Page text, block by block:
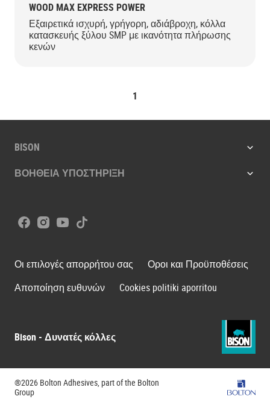
WOOD MAX EXPRESS POWER
Εξαιρετικά ισχυρή, γρήγορη, αδιάβροχη, κόλλα
κατασκευής ξύλου SMP με ικανότητα πλήρωσης
κενών
1
BISON
ΒΟΗΘΕΙΑ ΥΠΟΣΤΗΡΙΞΗ
Bison - Δυνατές κόλλες
Facebook
Instagram
YoutubeTiktok
Οι επιλογές απορρήτου σας
Οροι και Προϋποθέσεις
Αποποίηση ευθυνών
Cookies politiki aporritou
®2026 Bolton Adhesives, part of the Bolton
Group
Bolton